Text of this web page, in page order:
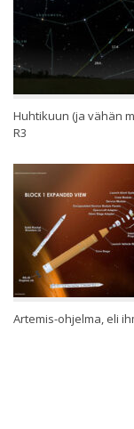
Huhtikuun (ja vähän
R3
Artemis-ohjelma, eli